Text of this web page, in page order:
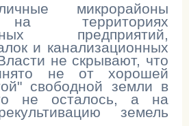
микрорайоны
на территориях
предприятий,
и канализационных
не скрывают, что
не от хорошей
свободной земли в
не осталось, а на
земель